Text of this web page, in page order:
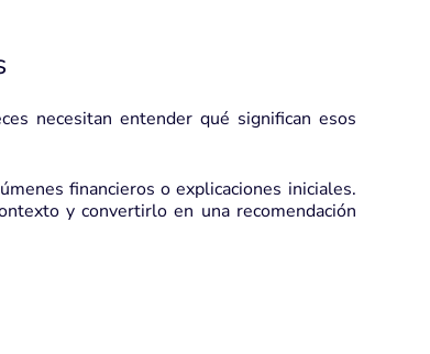
necesitan entender qué significan esos
financieros o explicaciones iniciales.
y convertirlo en una recomendación